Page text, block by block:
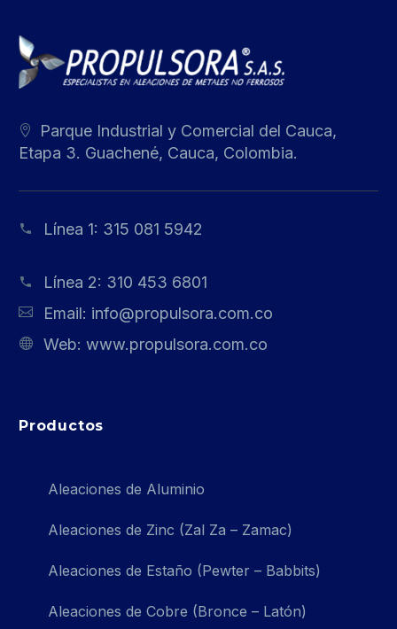
Parque Industrial y Comercial del Cauca,
Etapa 3. Guachené, Cauca, Colombia.
Línea 1: 315 081 5942
Línea 2: 310 453 6801
Email: info@propulsora.com.co
Web: www.propulsora.com.co
Productos
Aleaciones de Aluminio
Aleaciones de Zinc (Zal Za – Zamac)
Aleaciones de Estaño (Pewter – Babbits)
Aleaciones de Cobre (Bronce – Latón)